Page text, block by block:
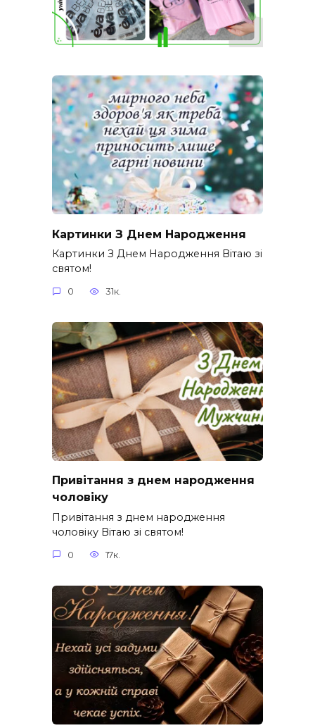
Картинки З Днем Народження
Картинки З Днем Народження Вітаю зі
святом!
0 31к.
Привітання з днем народження
чоловіку
Привітання з днем народження
чоловіку Вітаю зі святом!
0 17к.